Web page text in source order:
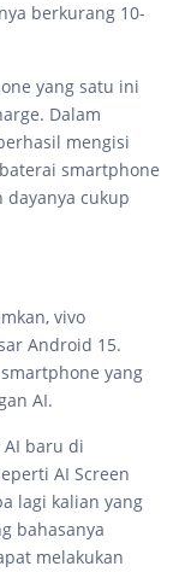
berkurang 10-
yang satu ini
Dalam
mengisi
smartphone
dayanya cukup
vivo
Android 15.
yang
AI.
AI baru di
AI Screen
lagi kalian yang
bahasanya
melakukan